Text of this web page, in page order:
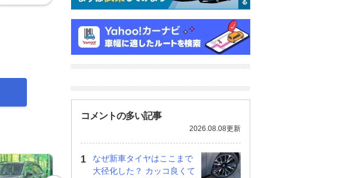
コメントの多い記事
2026.08.08更新
なぜ新車タイヤはここまで
大径化した？ カッコ良くて